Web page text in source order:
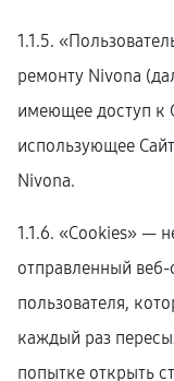
1.1.5.
ремонту Nivona
имеющее доступ к
использующее
Nivona.
1.1.6. «Cookies» —
отправленный
пользователя,
каждый раз
попытке открыть